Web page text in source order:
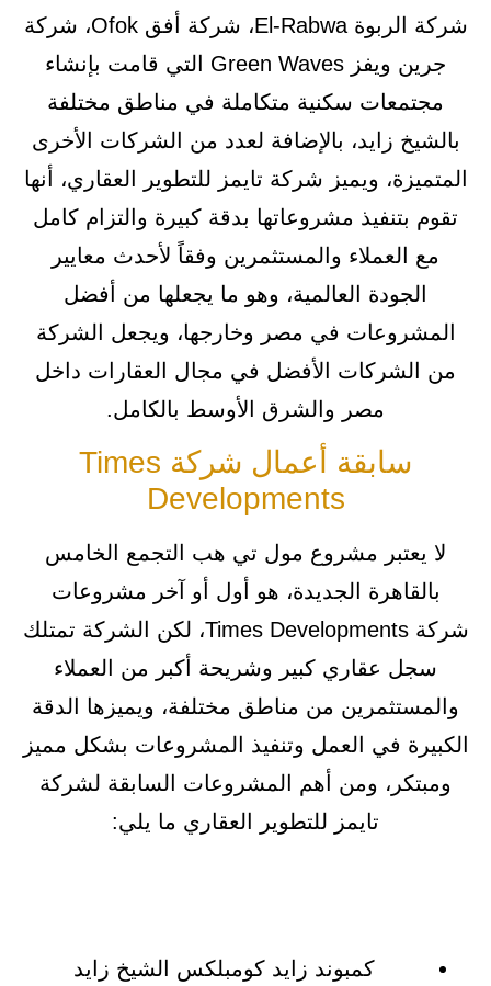
شركة الربوة El-Rabwa، شركة أفق Ofok، شركة
جرين ويفز Green Waves التي قامت بإنشاء
مجتمعات سكنية متكاملة في مناطق مختلفة
بالشيخ زايد، بالإضافة لعدد من الشركات الأخرى
المتميزة، ويميز شركة تايمز للتطوير العقاري، أنها
تقوم بتنفيذ مشروعاتها بدقة كبيرة والتزام كامل
مع العملاء والمستثمرين وفقاً لأحدث معايير
الجودة العالمية، وهو ما يجعلها من أفضل
المشروعات في مصر وخارجها، ويجعل الشركة
من الشركات الأفضل في مجال العقارات داخل
مصر والشرق الأوسط بالكامل.
سابقة أعمال شركة Times
Developments
لا يعتبر مشروع مول تي هب التجمع الخامس
بالقاهرة الجديدة، هو أول أو آخر مشروعات
شركة Times Developments، لكن الشركة تمتلك
سجل عقاري كبير وشريحة أكبر من العملاء
والمستثمرين من مناطق مختلفة، ويميزها الدقة
الكبيرة في العمل وتنفيذ المشروعات بشكل مميز
ومبتكر، ومن أهم المشروعات السابقة لشركة
تايمز للتطوير العقاري ما يلي:
كمبوند زايد كومبلكس الشيخ زايد